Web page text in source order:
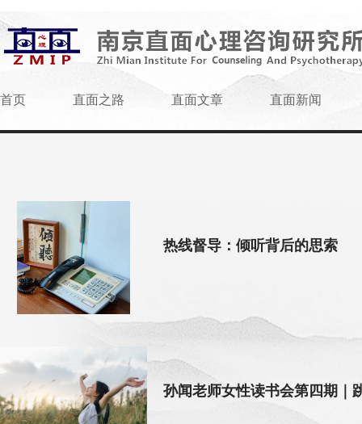
首页 直面之路 直面文章 直面新闻
热线督导：倾听背后的思索
孙闻老师女性读书会第四期｜